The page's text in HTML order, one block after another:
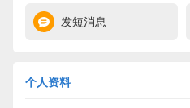
发短消息
个人资料